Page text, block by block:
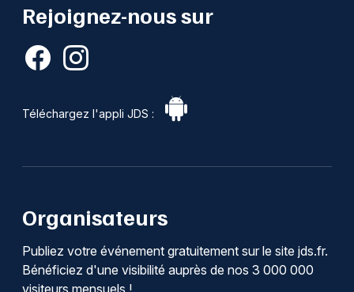
Rejoignez-nous sur
Téléchargez l'appli JDS :
Organisateurs
Publiez votre événement gratuitement sur le site jds.fr.
Bénéficiez d'une visibilité auprès de nos 3 000 000